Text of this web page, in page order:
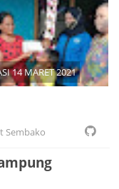
14 MARET 2021
Sembako